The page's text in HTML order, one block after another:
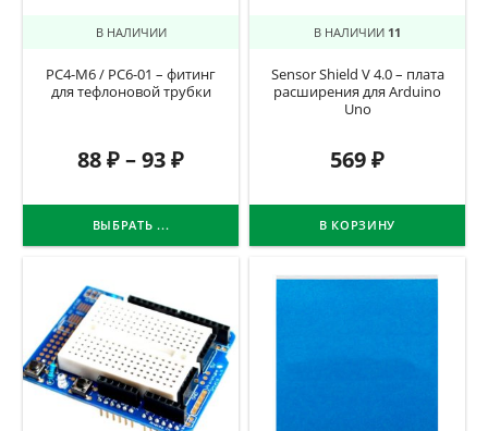
В НАЛИЧИИ
PC4-M6 / PC6-01 – фитинг
для тефлоновой трубки
88₽–93₽
ВЫБРАТЬ ...
В НАЛИЧИИ 11
Sensor Shield V 4.0 – плата
расширения для Arduino
Uno
569₽
В КОРЗИНУ